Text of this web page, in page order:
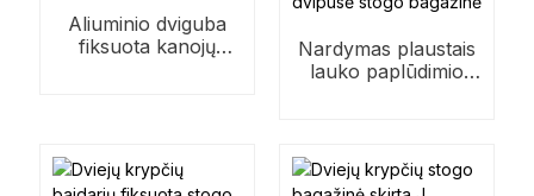
Aliuminio dviguba
fiksuota kanojų
Nardymas plaustais
lauko paplūdimio